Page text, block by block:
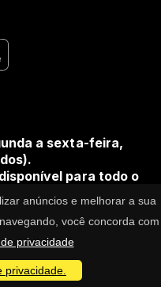
a sexta-feira,
para todo o
anúncios e melhorar a sua
você concorda com
privacidade
privacidade.